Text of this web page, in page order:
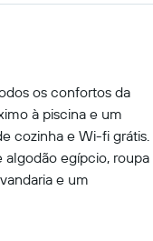
os confortos da
à piscina e um
cozinha e Wi-fi grátis.
egípcio, roupa
e um